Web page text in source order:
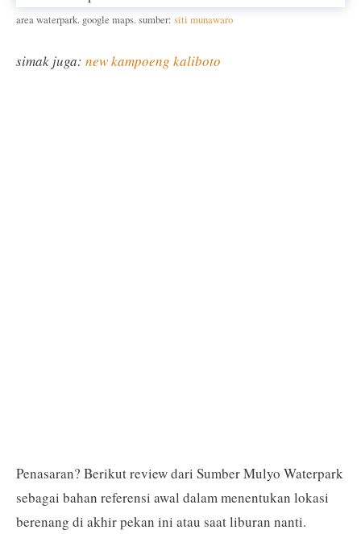
area waterpark. google maps. sumber: siti munawaro
simak juga: new kampoeng kaliboto
Penasaran? Berikut review dari Sumber Mulyo Waterpark
sebagai bahan referensi awal dalam menentukan lokasi
berenang di akhir pekan ini atau saat liburan nanti.